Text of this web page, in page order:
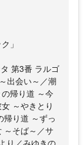
」
第3番 ラルゴ
出会い～／潮
帰り道 ～今
～やきとり
帰り道 ～ずっ
～そば～／サ